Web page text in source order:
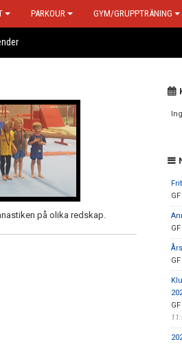
PARKOUR GYM/GRUPPTRÄNING
på olika redskap.